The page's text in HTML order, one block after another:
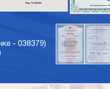
- 038379)